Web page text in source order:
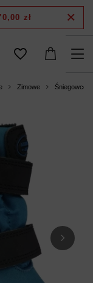
zł
Zimowe Śniegowce